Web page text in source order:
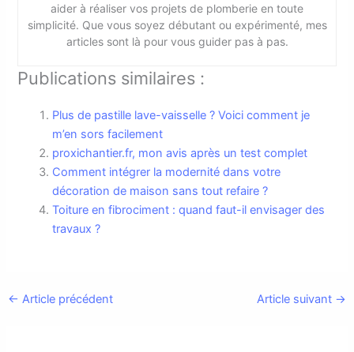
aider à réaliser vos projets de plomberie en toute
simplicité. Que vous soyez débutant ou expérimenté, mes
articles sont là pour vous guider pas à pas.
Publications similaires :
Plus de pastille lave-vaisselle ? Voici comment je
m’en sors facilement
proxichantier.fr, mon avis après un test complet
Comment intégrer la modernité dans votre
décoration de maison sans tout refaire ?
Toiture en fibrociment : quand faut-il envisager des
travaux ?
← Article précédent Article suivant →